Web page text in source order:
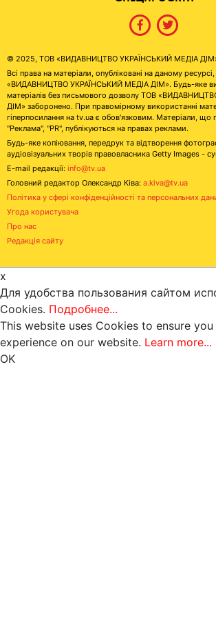
© 2025, ТОВ «ВИДАВНИЦТВО УКРАЇНСЬКИЙ МЕДІА ДІМ».
Всі права на матеріали, опубліковані на даному
«ВИДАВНИЦТВО УКРАЇНСЬКИЙ МЕДІА ДІМ». Будь-яке
матеріалів без письмового дозволу ТОВ
ДІМ» заборонено. При правомірному використанні
гіперпосилання на tv.ua є обов'язковим. Матеріали, що
"Реклама", "PR", публікуються на правах реклами.
Будь-яке копіювання, передрук та відтворення
аудіовізуальних творів правовласника Getty Images -
E-mail редакції: info@tv.ua
Головний редактор Олександр Ківа: a.kiva@tv.ua
Політика у сфері конфіденційності та персональних
Угода користувача
Про нас
Редакція сайту
x
Для удобства пользования сайтом
Cookies. Подробнее...
This website uses Cookies to ensure
experience on our website. Learn more...
OK